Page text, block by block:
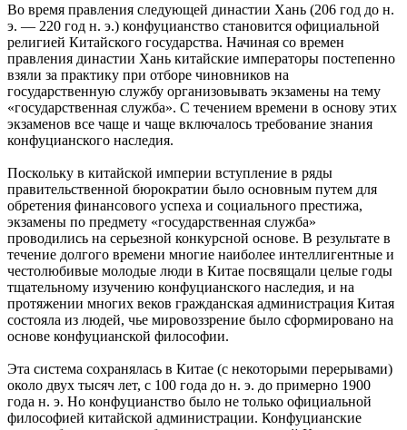
Во время правления следующей династии Хань (206 год до н.
э. — 220 год н. э.) конфуцианство становится официальной
религией Китайского государства. Начиная со времен
правления династии Хань китайские императоры постепенно
взяли за практику при отборе чиновников на
государственную службу организовывать экзамены на тему
«государственная служба». С течением времени в основу этих
экзаменов все чаще и чаще включалось требование знания
конфуцианского наследия.
Поскольку в китайской империи вступление в ряды
правительственной бюрократии было основным путем для
обретения финансового успеха и социального престижа,
экзамены по предмету «государственная служба»
проводились на серьезной конкурсной основе. В результате в
течение долгого времени многие наиболее интеллигентные и
честолюбивые молодые люди в Китае посвящали целые годы
тщательному изучению конфуцианского наследия, и на
протяжении многих веков гражданская администрация Китая
состояла из людей, чье мировоззрение было сформировано на
основе конфуцианской философии.
Эта система сохранялась в Китае (с некоторыми перерывами)
около двух тысяч лет, с 100 года до н. э. до примерно 1900
года н. э. Но конфуцианство было не только официальной
философией китайской администрации. Конфуцианские